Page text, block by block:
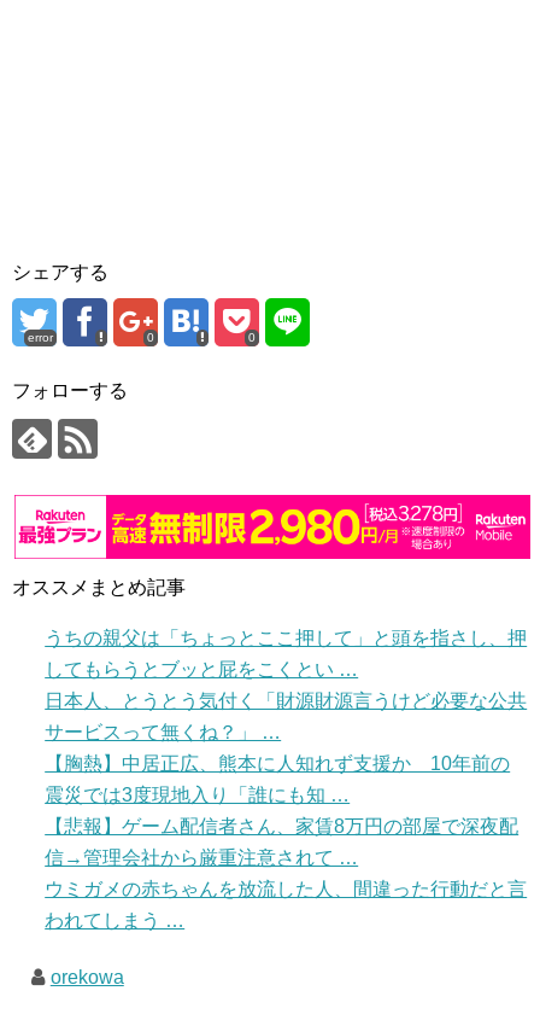
シェアする
error 0 0
フォローする
オススメまとめ記事
うちの親父は「ちょっとここ押して」と頭を指さし、押
してもらうとブッと屁をこくとい …
日本人、とうとう気付く「財源財源言うけど必要な公共
サービスって無くね？」 …
【胸熱】中居正広、熊本に人知れず支援か 10年前の
震災では3度現地入り「誰にも知 …
【悲報】ゲーム配信者さん、家賃8万円の部屋で深夜配
信→管理会社から厳重注意されて …
ウミガメの赤ちゃんを放流した人、間違った行動だと言
われてしまう …
orekowa